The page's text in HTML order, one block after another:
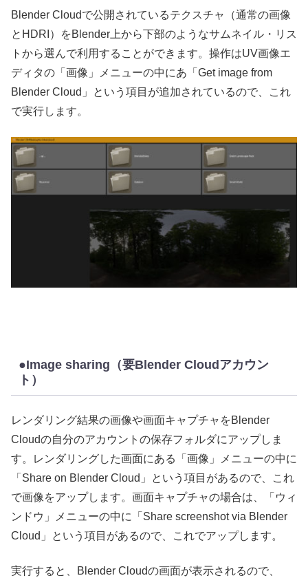
Blender Cloudで公開されているテクスチャ（通常の画像
とHDRI）をBlender上から下部のようなサムネイル・リス
トから選んで利用することができます。操作はUV画像エ
ディタの「画像」メニューの中にあ「Get image from
Blender Cloud」という項目が追加されているので、これ
で実行します。
●Image sharing（要Blender Cloudアカウン
ト）
レンダリング結果の画像や画面キャプチャをBlender
Cloudの自分のアカウントの保存フォルダにアップしま
す。レンダリングした画面にある「画像」メニューの中に
「Share on Blender Cloud」という項目があるので、これ
で画像をアップします。画面キャプチャの場合は、「ウィ
ンドウ」メニューの中に「Share screenshot via Blender
Cloud」という項目があるので、これでアップします。
実行すると、Blender Cloudの画面が表示されるので、